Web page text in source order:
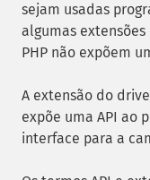
sejam usadas
algumas
PHP não expõem
A extensão do
expõe uma API ao
interface para a